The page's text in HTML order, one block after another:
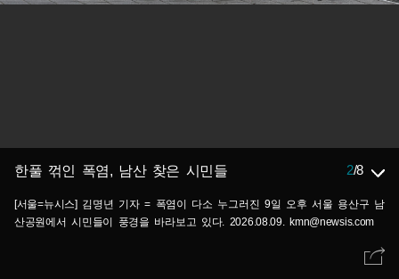
한풀 꺾인 폭염, 남산 찾은 시민들 2/8
[서울=뉴시스] 김명년 기자 = 폭염이 다소 누그러진 9일 오후 서울 용산구 남
산공원에서 시민들이 풍경을 바라보고 있다. 2026.08.09. kmn@newsis.com